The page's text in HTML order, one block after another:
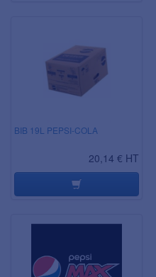
BIB 19L PEPSI-COLA
20,14 € HT